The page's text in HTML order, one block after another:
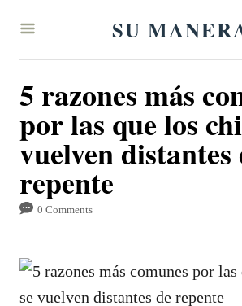
SU
5 razones más
por las que los
vuelven distantes
repente
0 Comments